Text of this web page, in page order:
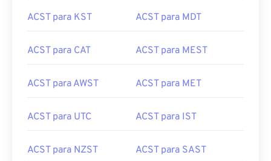
ACST para KST ACST para MDT
ACST para CAT ACST para MEST
ACST para AWST ACST para MET
ACST para UTC ACST para IST
ACST para NZST ACST para SAST